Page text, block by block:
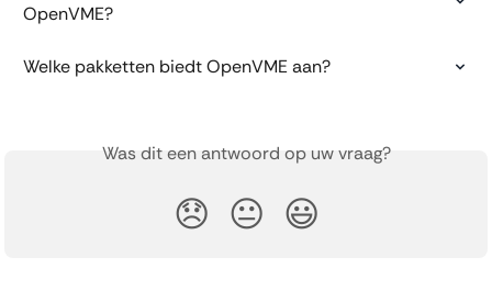
OpenVME?
Welke pakketten biedt OpenVME aan?
Was dit een antwoord op uw vraag?
😞 😐 😃